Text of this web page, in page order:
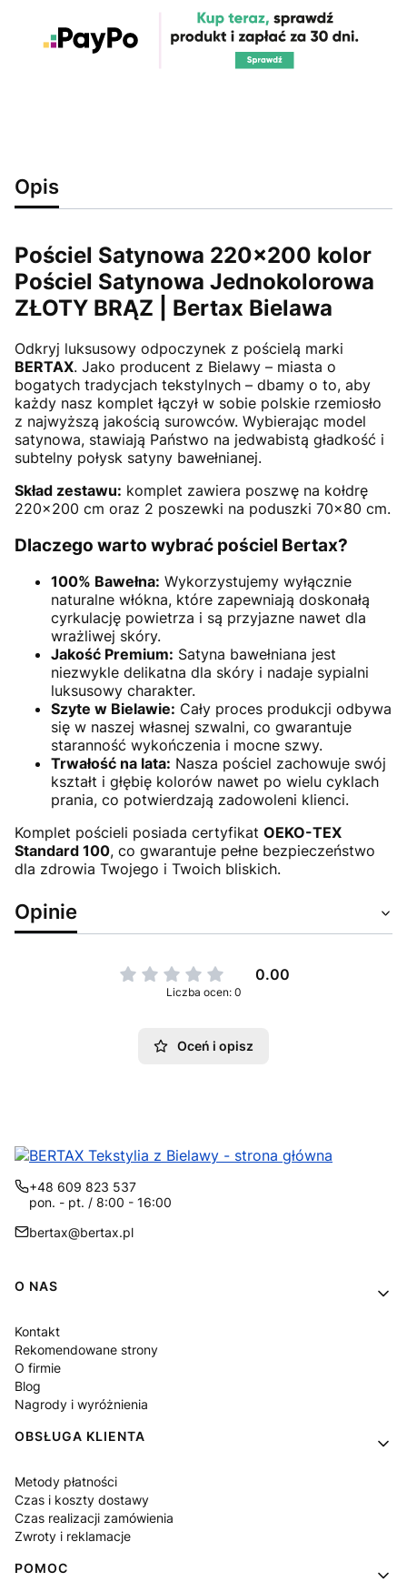
Opis
Pościel Satynowa 220x200 kolor
Pościel Satynowa Jednokolorowa
ZŁOTY BRĄZ | Bertax Bielawa
Odkryj luksusowy odpoczynek z pościelą marki
BERTAX. Jako producent z Bielawy – miasta o
bogatych tradycjach tekstylnych – dbamy o to, aby
każdy nasz komplet łączył w sobie polskie rzemiosło
z najwyższą jakością surowców. Wybierając model
satynowa, stawiają Państwo na jedwabistą gładkość i
subtelny połysk satyny bawełnianej.
Skład zestawu: komplet zawiera poszwę na kołdrę
220×200 cm oraz 2 poszewki na poduszki 70×80 cm.
Dlaczego warto wybrać pościel Bertax?
100% Bawełna: Wykorzystujemy wyłącznie
naturalne włókna, które zapewniają doskonałą
cyrkulację powietrza i są przyjazne nawet dla
wrażliwej skóry.
Jakość Premium: Satyna bawełniana jest
niezwykle delikatna dla skóry i nadaje sypialni
luksusowy charakter.
Szyte w Bielawie: Cały proces produkcji odbywa
się w naszej własnej szwalni, co gwarantuje
staranność wykończenia i mocne szwy.
Trwałość na lata: Nasza pościel zachowuje swój
kształt i głębię kolorów nawet po wielu cyklach
prania, co potwierdzają zadowoleni klienci.
Komplet pościeli posiada certyfikat OEKO-TEX
Standard 100, co gwarantuje pełne bezpieczeństwo
dla zdrowia Twojego i Twoich bliskich.
Opinie
0.00
Liczba ocen: 0
Oceń i opisz
+48 609 823 537
pon. - pt. / 8:00 - 16:00
bertax@bertax.pl
Linki w stopce
O NAS
Kontakt
Rekomendowane strony
O firmie
Blog
Nagrody i wyróżnienia
OBSŁUGA KLIENTA
Metody płatności
Czas i koszty dostawy
Czas realizacji zamówienia
Zwroty i reklamacje
POMOC